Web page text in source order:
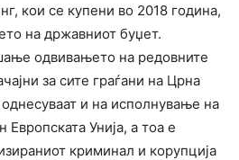
кои се купени во 2018 година,
на државниот буџет.
одвивањето на редовните
за сите граѓани на Црна
и на исполнување на
Европската Унија, а тоа е
криминал и корупција